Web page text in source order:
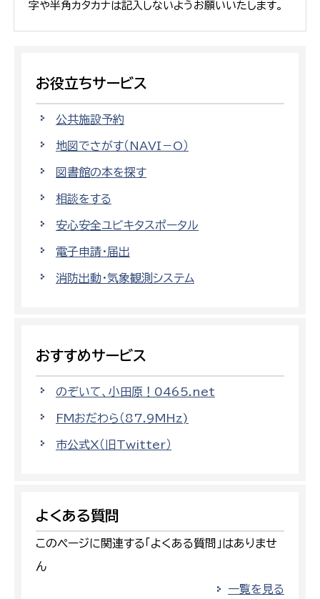
字や半角カタカナは記入しないようお願いいたします。
お役立ちサービス
公共施設予約
地図でさがす（NAVI－O）
図書館の本を探す
相談をする
安心安全ユビキタスポータル
電子申請・届出
消防出動・気象観測システム
おすすめサービス
のぞいて、小田原！0465.net
FMおだわら（87.9MHz)
市公式X（旧Twitter）
よくある質問
このページに関連する「よくある質問」はありませ
ん
一覧を見る